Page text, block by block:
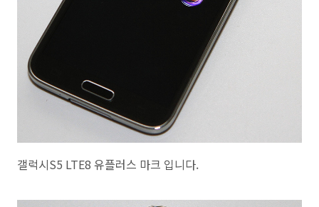
갤럭시S5 LTE8 유플러스 마크 입니다.